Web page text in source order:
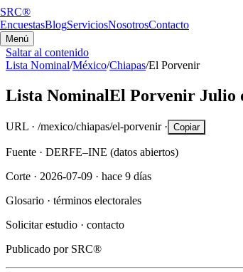
SRC®
EncuestasBlogServiciosNosotrosContacto
Menú
Saltar al contenido
Lista Nominal/México/Chiapas/El Porvenir
Lista NominalEl Porvenir Julio
URL · /mexico/chiapas/el-porvenir · Copiar
Fuente · DERFE–INE (datos abiertos)
Corte · 2026-07-09 · hace 9 días
Glosario · términos electorales
Solicitar estudio · contacto
Publicado por SRC®